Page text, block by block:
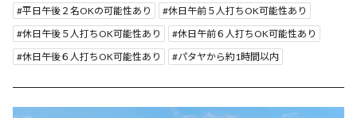
平日午後２名OKの可能性あり
休日午前５人打ちOK可能性あり
休日午後５人打ちOK可能性あり
休日午前６人打ちOK可能性あり
休日午後６人打ちOK可能性あり
パタヤから約1時間以内